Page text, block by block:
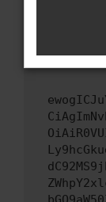
hast,
uns